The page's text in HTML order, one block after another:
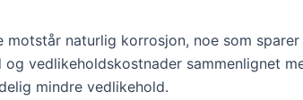
motstår naturlig korrosjon, noe som
vedlikeholdskostnader sammenlignet
mindre vedlikehold.